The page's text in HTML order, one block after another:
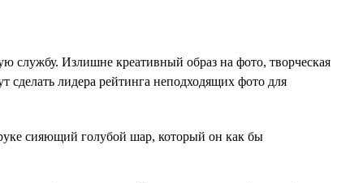
службу. Излишне креативный образ на фото, творческая
сделать лидера рейтинга неподходящих фото для
сияющий голубой шар, который он как бы